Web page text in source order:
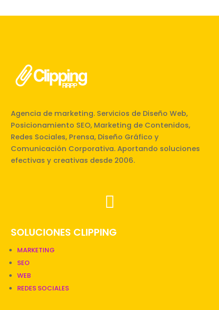
Agencia de marketing. Servicios de Diseño Web,
Posicionamiento SEO, Marketing de Contenidos,
Redes Sociales, Prensa, Diseño Gráfico y
Comunicación Corporativa. Aportando soluciones
efectivas y creativas desde 2006.

SOLUCIONES CLIPPING
MARKETING
SEO
WEB
REDES SOCIALES